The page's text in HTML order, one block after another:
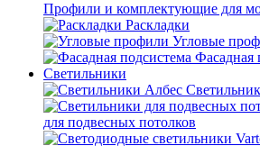
Профили и комплектующие для
Раскладки
Угловые
Фасадная
Светильники
для подвесных потолков